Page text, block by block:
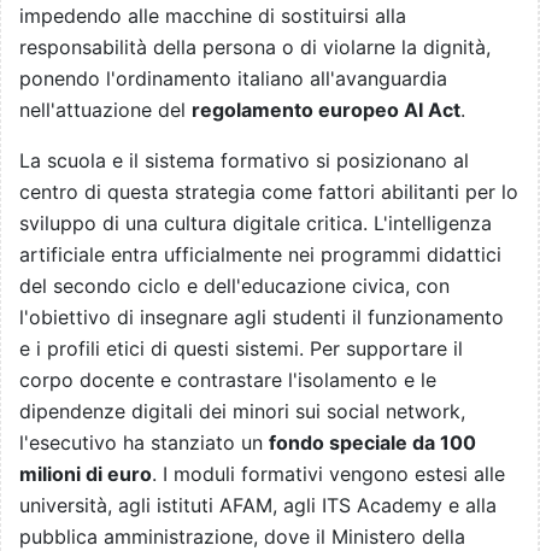
impedendo alle macchine di sostituirsi alla
responsabilità della persona o di violarne la dignità,
ponendo l'ordinamento italiano all'avanguardia
nell'attuazione del regolamento europeo AI Act.
La scuola e il sistema formativo si posizionano al
centro di questa strategia come fattori abilitanti per lo
sviluppo di una cultura digitale critica. L'intelligenza
artificiale entra ufficialmente nei programmi didattici
del secondo ciclo e dell'educazione civica, con
l'obiettivo di insegnare agli studenti il funzionamento
e i profili etici di questi sistemi. Per supportare il
corpo docente e contrastare l'isolamento e le
dipendenze digitali dei minori sui social network,
l'esecutivo ha stanziato un fondo speciale da 100
milioni di euro. I moduli formativi vengono estesi alle
università, agli istituti AFAM, agli ITS Academy e alla
pubblica amministrazione, dove il Ministero della